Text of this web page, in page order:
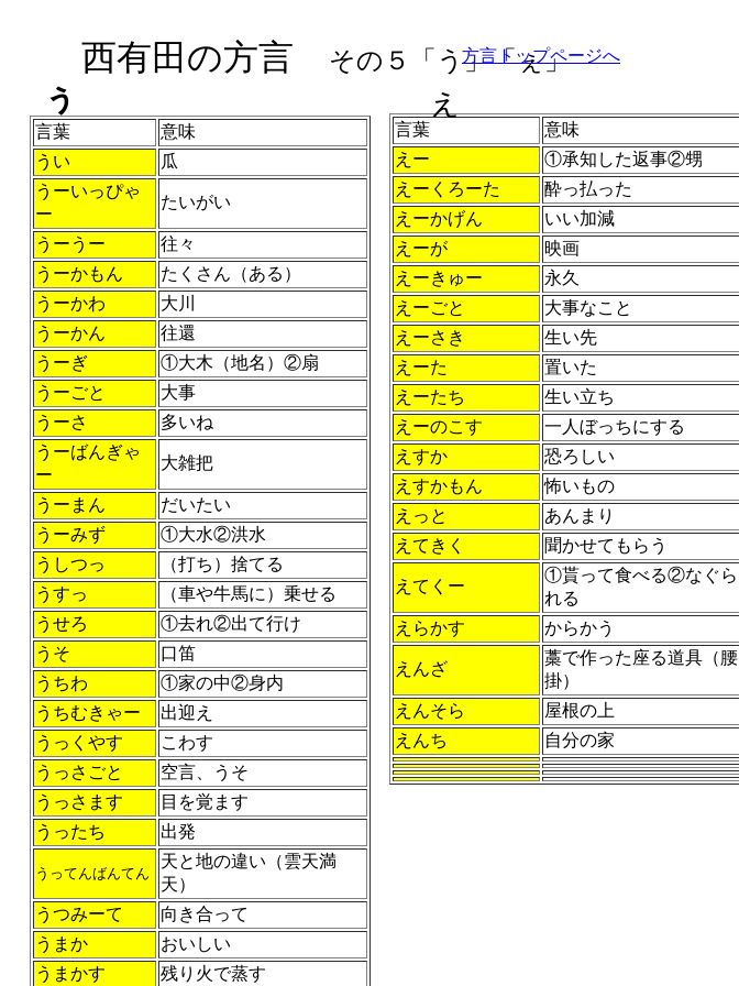
西有田の方言 その５「う」「ぇ」
言葉
意味
うい
瓜
うーいっぴゃ
ー
たいがい
うーうー
往々
うーかもん
たくさん（ある）
うーかわ
大川
うーかん
往還
うーぎ
①大木（地名）②扇
うーごと
大事
うーさ
多いね
うーばんぎゃ
ー
大雑把
うーまん
だいたい
うーみず
①大水②洪水
うしつっ
（打ち）捨てる
うすっ
（車や牛馬に）乗せる
うせろ
①去れ②出て行け
うそ
口笛
うちわ
①家の中②身内
うちむきゃー
出迎え
うっくやす
こわす
うっさごと
空言、うそ
うっさます
目を覚ます
うったち
出発
うってんばんてん
天と地の違い（雲天満
天）
うつみーて
向き合って
うまか
おいしい
うまかす
残り火で蒸す
言葉
意味
えー
①承知した返事②甥
えーくろーた
酔っ払った
えーかげん
いい加減
えーが
映画
えーきゅー
永久
えーごと
大事なこと
えーさき
生い先
えーた
置いた
えーたち
生い立ち
えーのこす
一人ぼっちにする
えすか
恐ろしい
えすかもん
怖いもの
えっと
あんまり
えてきく
聞かせてもらう
えてくー
①貰って食べる②なぐら
れる
えらかす
からかう
えんざ
藁で作った座る道具（腰
掛）
えんそら
屋根の上
えんち
自分の家
ぅ ぇ
方言トップページへ